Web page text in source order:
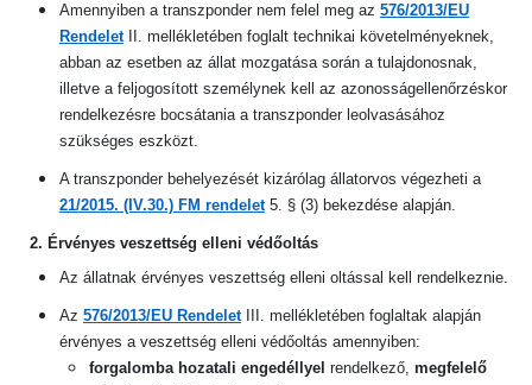
Amennyiben a transzponder nem felel meg az 576/2013/EU
RendeletII. mellékletében foglalt technikai követelményeknek,
abban az esetben az állat mozgatása során a tulajdonosnak,
illetve a feljogosított személynek kell az azonosságellenőrzéskor
rendelkezésre bocsátania a transzponder leolvasásához
szükséges eszközt.
A transzponder behelyezését kizárólag állatorvos végezheti a
21/2015. (IV.30.) FM rendelet5. § (3) bekezdése alapján.
2. Érvényes veszettség elleni védőoltás
Az állatnak érvényes veszettség elleni oltással kell rendelkeznie.
Az 576/2013/EU RendeletIII. mellékletében foglaltak alapján
érvényes a veszettség elleni védőoltás amennyiben:
forgalomba hozatali engedéllyel rendelkező, megfelelő